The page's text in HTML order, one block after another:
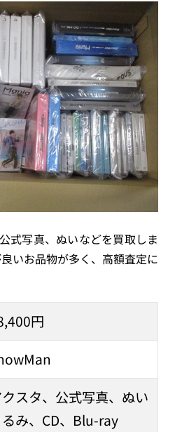
式写真、ぬいなどを買取しま
いお品物が多く、高額査定に
円
スタ、公式写真、ぬい
るみ、CD、Blu-ray